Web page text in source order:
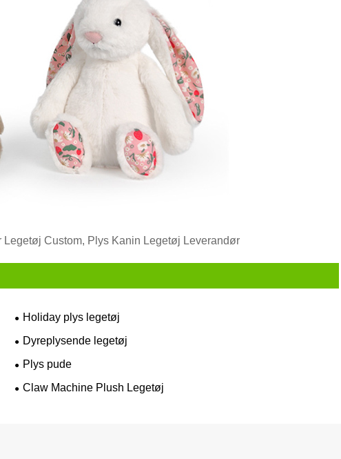
Custom, Plys Kanin Legetøj Leverandør
Holiday plys legetøj
Dyreplysende legetøj
Plys pude
Claw Machine Plush Legetøj